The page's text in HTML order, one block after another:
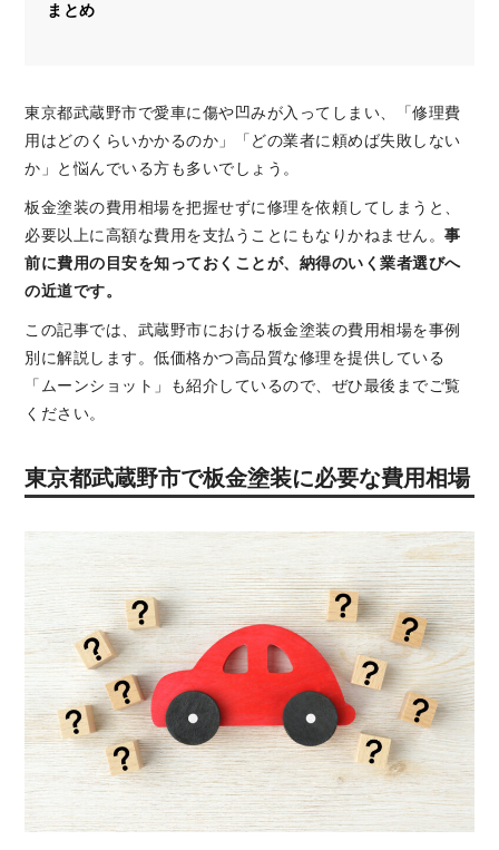
まとめ
東京都武蔵野市で愛車に傷や凹みが入ってしまい、「修理費
用はどのくらいかかるのか」「どの業者に頼めば失敗しない
か」と悩んでいる方も多いでしょう。
板金塗装の費用相場を把握せずに修理を依頼してしまうと、
必要以上に高額な費用を支払うことにもなりかねません。 事
前に費用の目安を知っておくことが、納得のいく業者選びへ
の近道です。
この記事では、武蔵野市における板金塗装の費用相場を事例
別に解説します。低価格かつ高品質な修理を提供している
「ムーンショット」も紹介しているので、ぜひ最後までご覧
ください。
東京都武蔵野市で板金塗装に必要な費用相場